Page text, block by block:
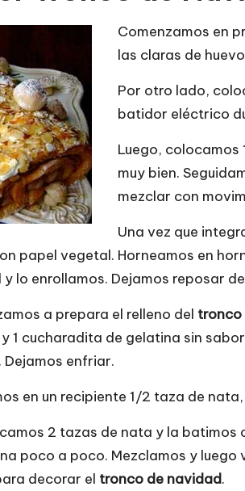
Comenzamos en
las claras de
Por otro lado,
batidor eléctrico
Luego, colocamos
muy bien.
mezclar con
Una vez que
papel vegetal. Horneamos en
lo enrollamos. Dejamos reposar
a prepara el relleno del tronco
1 cucharadita de gelatina sin
enfriar.
en un recipiente 1/2 taza de nata,
2 tazas de nata y la batimos
poco a poco. Mezclamos y
decorar el tronco de navidad.